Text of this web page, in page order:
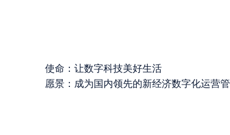
使命：让数字科技美好生活
愿景：成为国内领先的新经济数字化运营